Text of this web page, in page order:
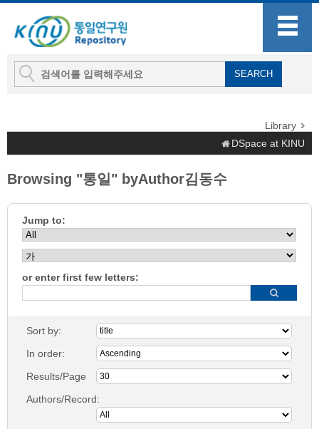
Library
DSpace at KINU
Browsing "통일" byAuthor김동수
Jump to:
or enter first few letters:
Sort by:
In order:
Results/Page
Authors/Record: